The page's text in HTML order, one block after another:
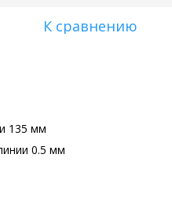
К сравнению
135 мм
0.5 мм